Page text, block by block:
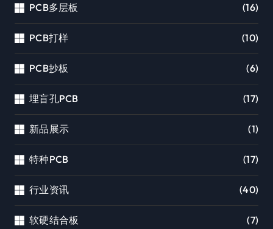
PCB多层板 (16)
PCB打样 (10)
PCB抄板 (6)
埋盲孔PCB (17)
新品展示 (1)
特种PCB (17)
行业资讯 (40)
软硬结合板 (7)